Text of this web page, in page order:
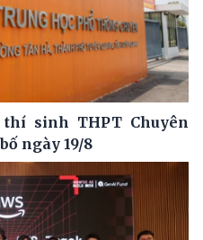
sinh THPT Chuyên
ngày 19/8